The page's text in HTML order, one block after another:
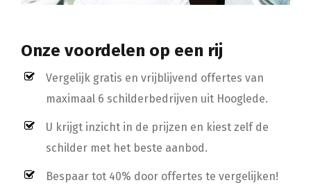
Onze voordelen op een rij
Vergelijk gratis en vrijblijvend offertes van
maximaal 6 schilderbedrijven uit Hooglede.
U krijgt inzicht in de prijzen en kiest zelf de
schilder met het beste aanbod.
Bespaar tot 40% door offertes te vergelijken!